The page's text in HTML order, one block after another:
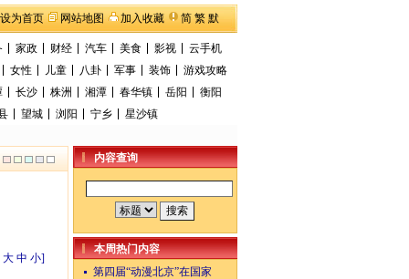
设为首页 网站地图 加入收藏 简 繁 默
家政 财经 汽车 美食 影视
云手机
女性 儿童 八卦 军事 装饰
游戏攻略
长沙 株洲 湘潭 春华镇 岳阳
衡阳
望城 浏阳 宁乡
星沙镇
大 中 小]
内容查询
本周热门内容
第四届“动漫北京”在国家